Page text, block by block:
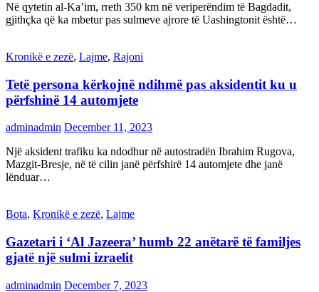
Në qytetin al-Ka’im, rreth 350 km në veriperëndim të Bagdadit,
gjithçka që ka mbetur pas sulmeve ajrore të Uashingtonit është…
Kronikë e zezë, Lajme, Rajoni
Tetë persona kërkojnë ndihmë pas aksidentit ku u
përfshinë 14 automjete
adminadmin December 11, 2023
Një aksident trafiku ka ndodhur në autostradën Ibrahim Rugova,
Mazgit-Bresje, në të cilin janë përfshirë 14 automjete dhe janë
lënduar…
Bota, Kronikë e zezë, Lajme
Gazetari i ‘Al Jazeera’ humb 22 anëtarë të familjes
gjatë një sulmi izraelit
adminadmin December 7, 2023